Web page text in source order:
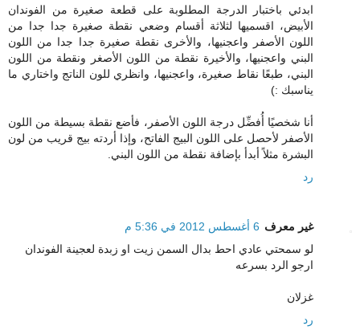
ابدئي باختبار الدرجة المطلوبة على قطعة صغيرة من الفوندان
الأبيض، اقسميها لثلاثة أقسام وضعي نقطة صغيرة جدا جدا من
اللون الأصفر واعجنيها، والأخرى نقطة صغيرة جدا جدا من اللون
البني واعجنيها، والأخيرة نقطة من اللون الأصغر ونقطة من اللون
البني، طبعًا نقاط صغيرة، واعجنيها، وانظري للون الناتج واختاري ما
يناسبك :)
أنا شخصيًا أُفضِّل درجة اللون الأصفر، فأضع نقطة بسيطة من اللون
الأصفر لأحصل على اللون البيج الفاتح، وإذا أردته بيج قريب من لون
البشرة مثلاً أبدأ بإضافة نقطة من اللون البني.
رد
غير معرف 6 أغسطس 2012 في 5:36 م
لو سمحتي عادي احط بدال السمن زيت او زبدة لعجينة الفوندان
ارجو الرد بسرعه
غزلان
رد